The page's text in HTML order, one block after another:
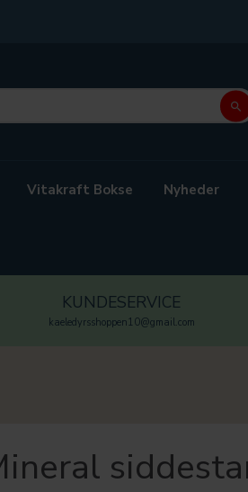
Vitakraft Bokse Nyheder
KUNDESERVICE
kaeledyrsshoppen10@gmail.com